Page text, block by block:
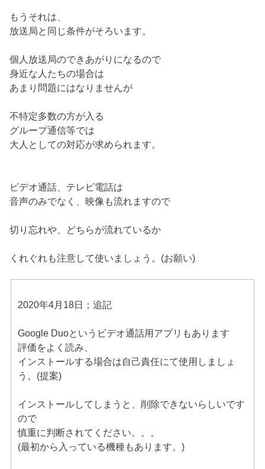
もうそれは、
放送局と同じ条件がそろいます。
個人放送局のできあがりになるので
身近な人たちの場合は
あまり問題にはなりませんが
不特定多数の方が入る
グループ通信等では
大人としての対応が求められます。
ビデオ通話、テレビ電話は
音声のみでなく、映像も流れますので
切り忘れや、どちらが流れているか
くれぐれも注意して使いましょう。(お願い)
2020年4月18日；追記
Google Duoというビデオ通話用アプリもあります
評価をよく読み、
インストールする場合は自己責任にて使用しましょ
う。(提案)
インストールしてしまうと、削除できないらしいです
ので
慎重に判断されてください。。。
(最初から入っている機種もあります。)